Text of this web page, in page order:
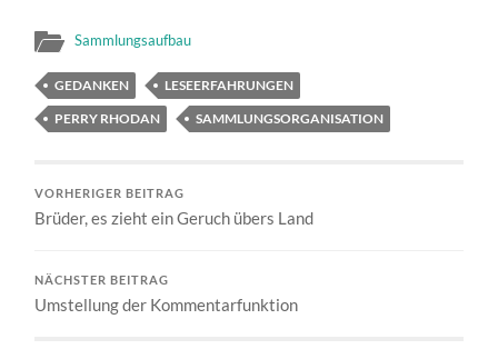
Sammlungsaufbau
GEDANKEN
LESEERFAHRUNGEN
PERRY RHODAN
SAMMLUNGSORGANISATION
VORHERIGER BEITRAG
Brüder, es zieht ein Geruch übers Land
NÄCHSTER BEITRAG
Umstellung der Kommentarfunktion